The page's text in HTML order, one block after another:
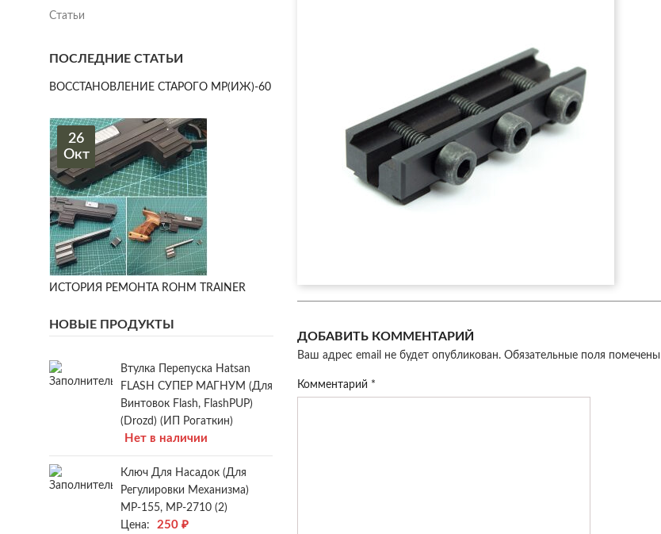
ДОБАВИТЬ КОММЕНТАРИЙ
Ваш адрес email не будет опубликован. Обязательные поля помечены
Комментарий *
Статьи
ПОСЛЕДНИЕ СТАТЬИ
ВОССТАНОВЛЕНИЕ СТАРОГО МР(ИЖ)-60
26
Окт
ИСТОРИЯ РЕМОНТА ROHM TRAINER
НОВЫЕ ПРОДУКТЫ
Втулка Перепуска Hatsan
FLASH СУПЕР МАГНУМ (для
Винтовок Flash, FlashPUP)
(Drozd) (ИП Рогаткин)
Нет в наличии
Ключ Для Насадок (для
Регулировки Механизма)
МР-155, МР-2710 (2)
Цена:
250 ₽